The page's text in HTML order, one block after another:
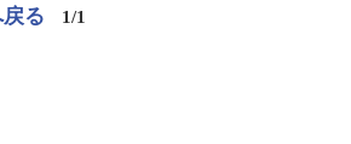
戻る 1/1